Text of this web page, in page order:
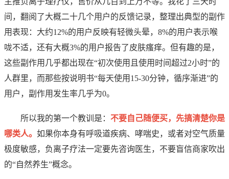
间，翻阅了大概二十几个用户的反馈记录，整理出典型的副作
用表现：大约12%的用户反映有轻微头晕，8%的用户表示喉
咙不适，还有大概3%的用户报告了皮肤瘙痒。但有趣的是，
这些副作用几乎都出现在“初次使用且使用时间超过2小时”的
人群里，而那些按说明书“每天使用15-30分钟，循序渐进”的
用户，副作用发生率几乎为0。
所以我的第一个教训是： 不要自己随便买，先搞清楚你是
哪类人。 如果你本身有呼吸道疾病、哮喘史，或者对空气质量
极度敏感，负离子疗法一定要先咨询医生，不要盲信商家吹出
的“自然养生”概念。